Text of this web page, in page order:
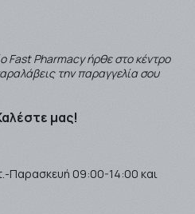
Fast Pharmacy ήρθε στο κέντρο
την παραγγελία σου
μας!
Παρασκευή 09:00-14:00 και